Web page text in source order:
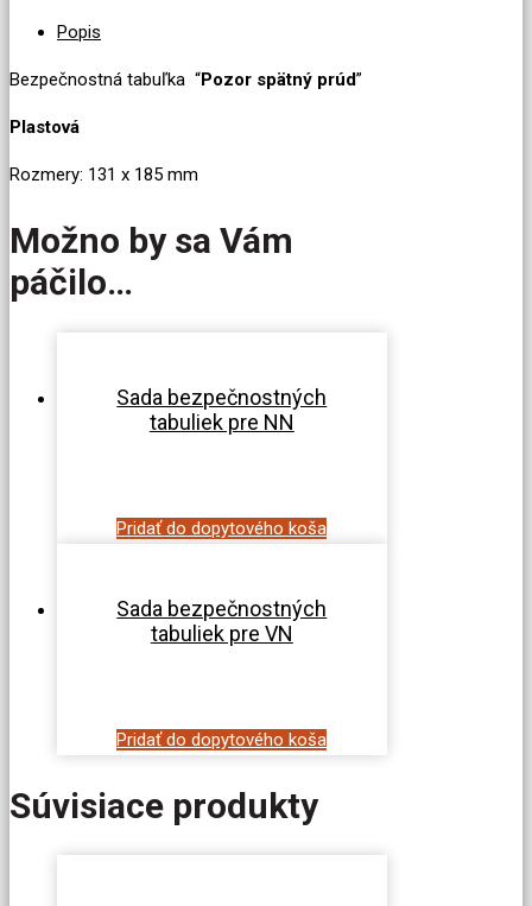
Popis
Bezpečnostná tabuľka “Pozor spätný prúd”
Plastová
Rozmery: 131 x 185 mm
Možno by sa Vám
páčilo…
Sada bezpečnostných
tabuliek pre NN
Pridať do dopytového koša
Sada bezpečnostných
tabuliek pre VN
Pridať do dopytového koša
Súvisiace produkty